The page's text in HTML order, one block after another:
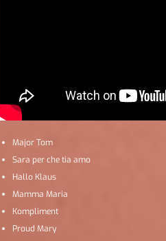
Major Tom
Sara per che tia amo
Hallo Klaus
Mamma Maria
Kompliment
Proud Mary